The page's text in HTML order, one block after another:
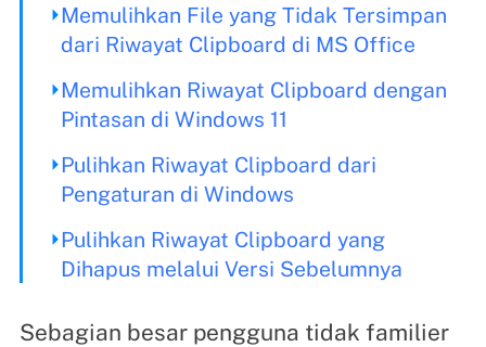
Memulihkan File yang Tidak Tersimpan
dari Riwayat Clipboard di MS Office
Memulihkan Riwayat Clipboard dengan
Pintasan di Windows 11
Pulihkan Riwayat Clipboard dari
Pengaturan di Windows
Pulihkan Riwayat Clipboard yang
Dihapus melalui Versi Sebelumnya
Sebagian besar pengguna tidak familier